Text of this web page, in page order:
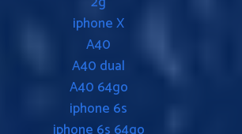
iphone X
A40
A40 dual
A40 64go
iphone 6s